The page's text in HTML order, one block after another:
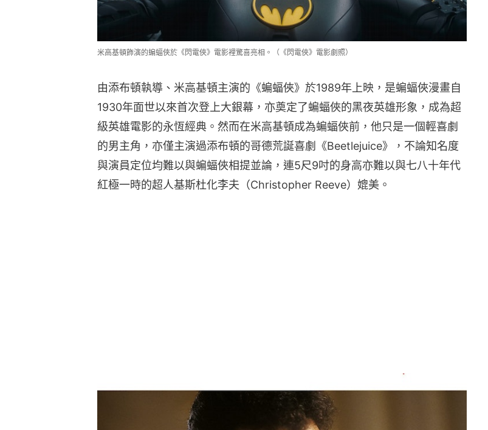
米高基頓飾演的蝙蝠俠於《閃電俠》電影裡驚喜亮相。（《閃電俠》電影劇照）
由添布頓執導、米高基頓主演的《蝙蝠俠》於1989年上映，是蝙蝠俠漫畫自
1930年面世以來首次登上大銀幕，亦奠定了蝙蝠俠的黑夜英雄形象，成為超
級英雄電影的永恆經典。然而在米高基頓成為蝙蝠俠前，他只是一個輕喜劇
的男主角，亦僅主演過添布頓的哥德荒誕喜劇《Beetlejuice》，不論知名度
與演員定位均難以與蝙蝠俠相提並論，連5尺9吋的身高亦難以與七八十年代
紅極一時的超人基斯杜化李夫（Christopher Reeve）媲美。